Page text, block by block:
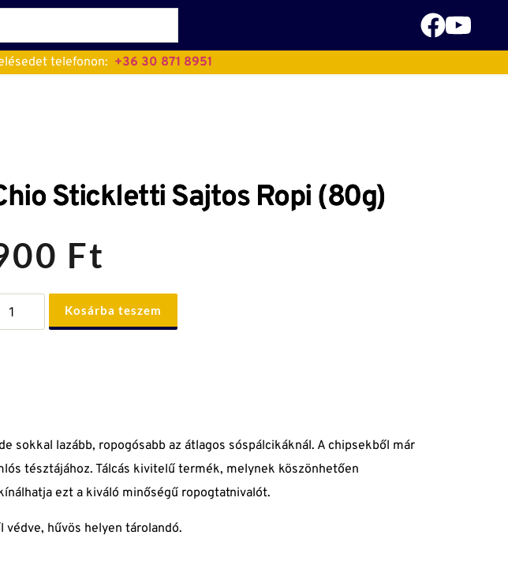
telefonon: +36 30 871 8951
Stickletti Sajtos Ropi (80g)
Ft
Kosárba teszem
sokkal lazább, ropogósabb az átlagos sóspálcikáknál. A chipsekből már
tésztájához. Tálcás kivitelű termék, melynek köszönhetően
ezt a kiváló minőségű ropogtatnivalót.
hűvös helyen tárolandó.